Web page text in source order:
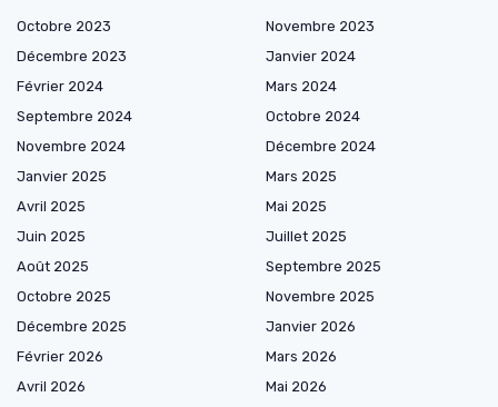
Octobre 2023
Novembre 2023
Décembre 2023
Janvier 2024
Février 2024
Mars 2024
Septembre 2024
Octobre 2024
Novembre 2024
Décembre 2024
Janvier 2025
Mars 2025
Avril 2025
Mai 2025
Juin 2025
Juillet 2025
Août 2025
Septembre 2025
Octobre 2025
Novembre 2025
Décembre 2025
Janvier 2026
Février 2026
Mars 2026
Avril 2026
Mai 2026